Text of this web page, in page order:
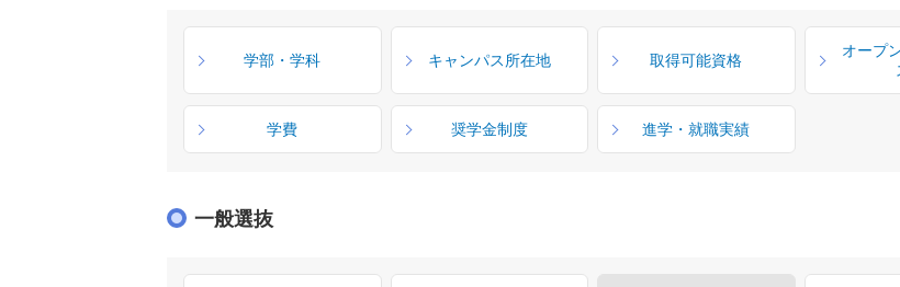
学部・学科 キャンパス所在地 取得可能資格
オープ
学費 奨学金制度 進学・就職実績
一般選抜